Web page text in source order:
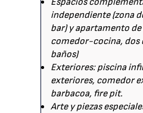
independiente (zona
bar) y apartamento
comedor-cocina, dos
baños)
Exteriores: piscina
exteriores, comedor
barbacoa, fire pit.
Arte y piezas